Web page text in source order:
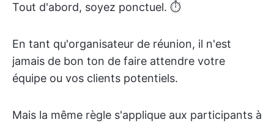
Tout d'abord, soyez ponctuel. ⏱
En tant qu'organisateur de réunion, il n'est
jamais de bon ton de faire attendre votre
équipe ou vos clients potentiels.
Mais la même règle s'applique aux participants à